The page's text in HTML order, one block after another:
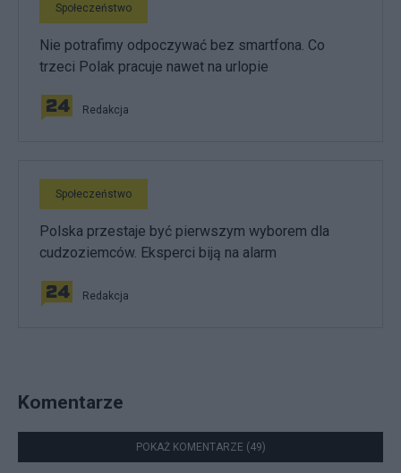
Społeczeństwo
Nie potrafimy odpoczywać bez smartfona. Co
trzeci Polak pracuje nawet na urlopie
Redakcja
Społeczeństwo
Polska przestaje być pierwszym wyborem dla
cudzoziemców. Eksperci biją na alarm
Redakcja
Komentarze
POKAŻ KOMENTARZE (49)